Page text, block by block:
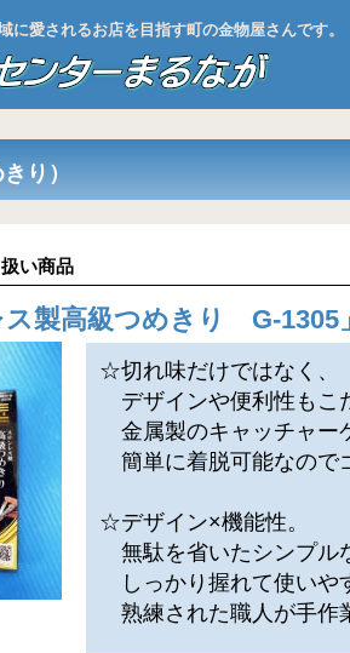
愛されるお店を目指す町の金物屋さんです。
り）
い商品
ス製高級つめきり G-1305
☆切れ味だけではなく、
デザインや便利性もこ
金属製のキャッチャー
簡単に着脱可能なので
☆デザイン×機能性。
無駄を省いたシンプル
しっかり握れて使いや
熟練された職人が手作